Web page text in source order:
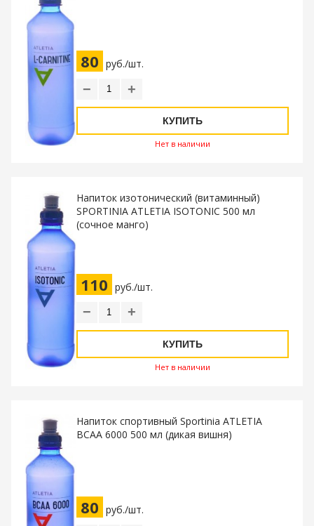
80 руб./шт.
− +
КУПИТЬ
Нет в наличии
Напиток изотонический (витаминный)
SPORTINIA ATLETIA ISOTONIC 500 мл
(сочное манго)
110 руб./шт.
− +
КУПИТЬ
Нет в наличии
Напиток спортивный Sportinia ATLETIA
BCAA 6000 500 мл (дикая вишня)
80 руб./шт.